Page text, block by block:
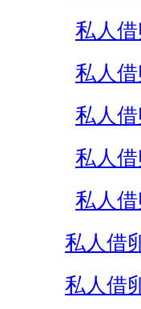
私人
私人
私人
私人
私人
私人借
私人借